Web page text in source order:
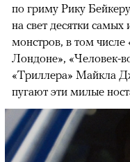
по гриму Рику
на свет десятки
монстров, в том
Лондоне», «Человек-
«Триллера» Майкла
пугают эти милые